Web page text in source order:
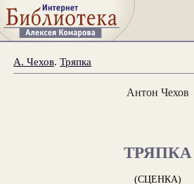
А. Чехов.Тряпка
Антон Чехов
ТРЯПКА
(СЦЕНКА)